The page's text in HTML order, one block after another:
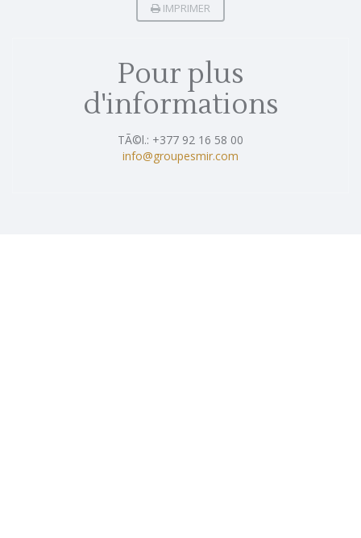
IMPRIMER
Pour plus
d'informations
TÃ©l.: +377 92 16 58 00
info@groupesmir.com